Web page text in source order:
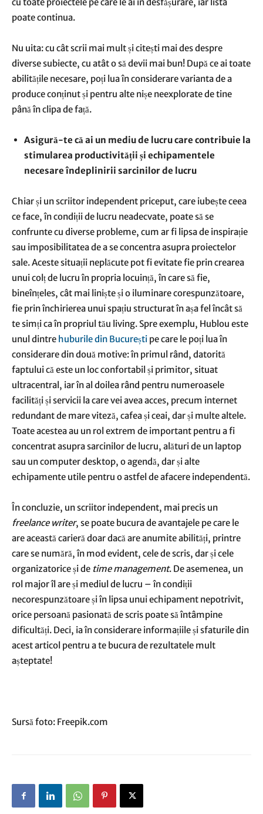
poate continua.
Nu uita: cu cât scrii mai mult și citești mai des despre
diverse subiecte, cu atât o să devii mai bun! După ce ai toate
abilitățile necesare, poți lua în considerare varianta de a
produce conținut și pentru alte nișe neexplorate de tine
până în clipa de față.
Asigură-te că ai un mediu de lucru care contribuie la
stimularea productivității și echipamentele
necesare îndeplinirii sarcinilor de lucru
Chiar și un scriitor independent priceput, care iubește ceea
ce face, în condiții de lucru neadecvate, poate să se
confrunte cu diverse probleme, cum ar fi lipsa de inspirație
sau imposibilitatea de a se concentra asupra proiectelor
sale. Aceste situații neplăcute pot fi evitate fie prin crearea
unui colț de lucru în propria locuință, în care să fie,
bineînțeles, cât mai liniște și o iluminare corespunzătoare,
fie prin închirierea unui spațiu structurat în așa fel încât să
te simți ca în propriul tău living. Spre exemplu, Hublou este
unul dintre huburile din București pe care le poți lua în
considerare din două motive: în primul rând, datorită
faptului că este un loc confortabil și primitor, situat
ultracentral, iar în al doilea rând pentru numeroasele
facilități și servicii la care vei avea acces, precum internet
redundant de mare viteză, cafea și ceai, dar și multe altele.
Toate acestea au un rol extrem de important pentru a fi
concentrat asupra sarcinilor de lucru, alături de un laptop
sau un computer desktop, o agendă, dar și alte
echipamente utile pentru o astfel de afacere independentă.
În concluzie, un scriitor independent, mai precis un
freelance writer, se poate bucura de avantajele pe care le
are această carieră doar dacă are anumite abilități, printre
care se numără, în mod evident, cele de scris, dar și cele
organizatorice și de time management. De asemenea, un
rol major îl are și mediul de lucru – în condiții
necorespunzătoare și în lipsa unui echipament nepotrivit,
orice persoană pasionată de scris poate să întâmpine
dificultăți. Deci, ia în considerare informațiile și sfaturile din
acest articol pentru a te bucura de rezultatele mult
așteptate!
Sursă foto: Freepik.com